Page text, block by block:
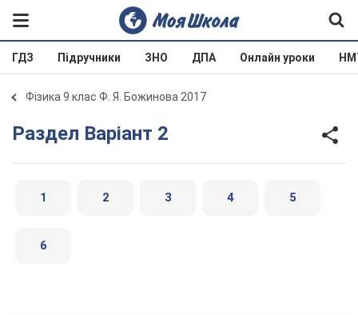
ГДЗ Підручники ЗНО ДПА Онлайн уроки
Фізика 9 клас Ф. Я. Божинова 2017
Раздел Варіант 2
1 2 3 4 5
6